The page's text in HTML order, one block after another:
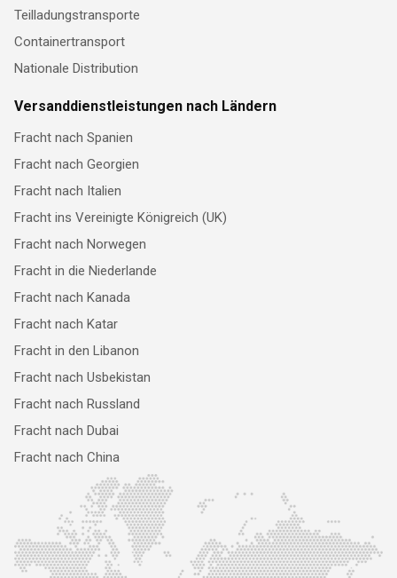
Teilladungstransporte
Containertransport
Nationale Distribution
Versanddienstleistungen nach Ländern
Fracht nach Spanien
Fracht nach Georgien
Fracht nach Italien
Fracht ins Vereinigte Königreich (UK)
Fracht nach Norwegen
Fracht in die Niederlande
Fracht nach Kanada
Fracht nach Katar
Fracht in den Libanon
Fracht nach Usbekistan
Fracht nach Russland
Fracht nach Dubai
Fracht nach China